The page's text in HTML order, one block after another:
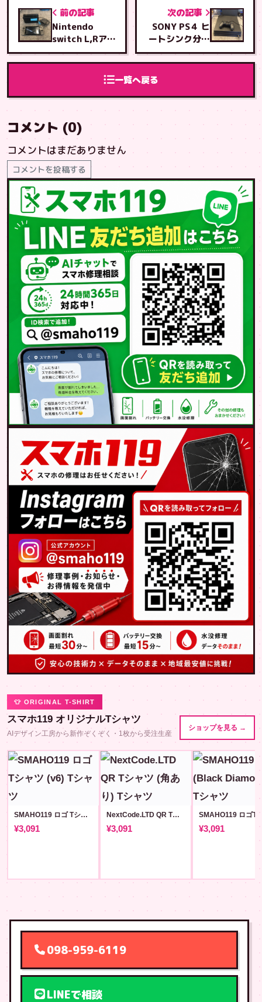
前の記事
Nintendo
switch L,Rアナ
ログスティック
交換修理
一覧へ戻る
次の記事
SONY PS４ ヒ
ートシンク分解
シリコングリス
塗りつけ修理
コメント (0)
コメントはまだありません
コメントを投稿する
👕 ORIGINAL T-SHIRT
スマホ119 オリジナルTシャツ
AIデザイン工房から新作ぞくぞく・1枚から受注生産
ショップを見る →
SMAHO119 ロゴ Tシャツ (v6)
¥3,091
NextCode.LTD QR Tシャツ (角あり)
¥3,091 ¥3,091
098-959-6119
LINEで相談